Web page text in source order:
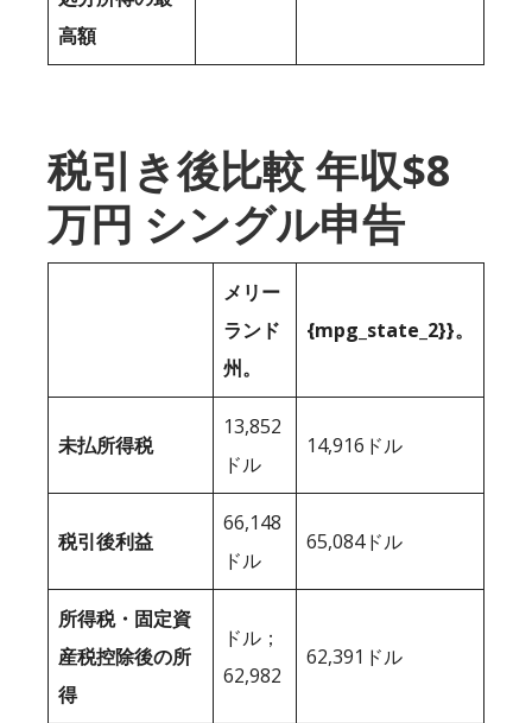
高額
税引き後比較 年収$8
万円 シングル申告
メリー
ランド
州。
{mpg_state_2}}。
未払所得税
13,852
ドル
14,916ドル
税引後利益
66,148
ドル
65,084ドル
所得税・固定資
産税控除後の所
得
ドル；
62,982
62,391ドル